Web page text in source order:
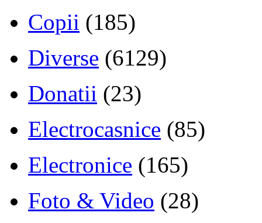
Copii (185)
Diverse (6129)
Donatii (23)
Electrocasnice (85)
Electronice (165)
Foto & Video (28)